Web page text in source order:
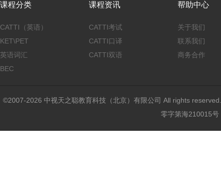
课程分类
CATTI（英语）
KET\PET
英语词汇
BEC
课程资讯
CATTI考试
CATTI口译
CATTI双语
帮助中心
关于我们
联系我们
商务合作
©2007-2026 中视天之聪教育科技（北京）有限公司 All rights
零字第海210015